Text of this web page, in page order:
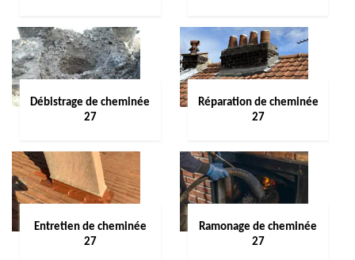
Débistrage de cheminée
27
Réparation de cheminée
27
Entretien de cheminée
27
Ramonage de cheminée
27